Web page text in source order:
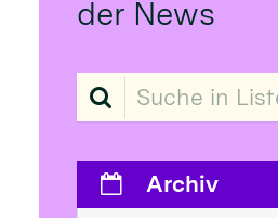
der News
Suche in Liste
Archiv